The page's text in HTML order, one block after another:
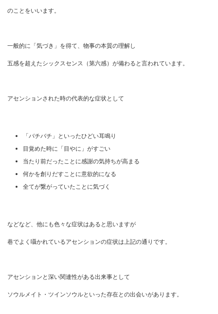
のことをいいます。
一般的に「気づき」を得て、物事の本質の理解し
五感を超えたシックスセンス（第六感）が備わると言われています。
アセンションされた時の代表的な症状として
「バチバチ」といったひどい耳鳴り
目覚めた時に「目やに」がすごい
当たり前だったことに感謝の気持ちが高まる
何かを創りだすことに意欲的になる
全てが繋がっていたことに気づく
などなど、他にも色々な症状はあると思いますが
巷でよく囁かれているアセンションの症状は上記の通りです。
アセンションと深い関連性がある出来事として
ソウルメイト・ツインソウルといった存在との出会いがあります。